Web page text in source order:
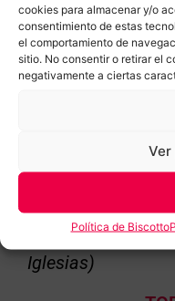
cookies para almacenar y/o
consentimiento de estas
el comportamiento de
sitio. No consentir o retirar el
negativamente a ciertas
Política de Biscotto
•GOYA (Avenida
CUATRO
C.C. LA
C.C. PLAZA
Iglesias)